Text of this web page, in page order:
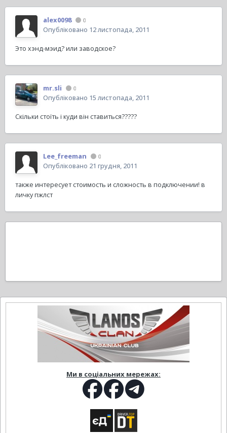
alex0098 0
Опубліковано 12 листопада, 2011
Это хэнд-мэид? или заводское?
mr.sli 0
Опубліковано 15 листопада, 2011
Скільки стоїть і куди він ставиться?????
Lee_freeman 0
Опубліковано 21 грудня, 2011
также интересует стоимость и сложность в подключении! в
личку пжлст
Ми в соціальних мережах: